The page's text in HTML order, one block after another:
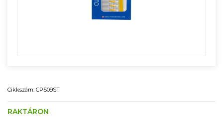
Cikkszám: CPS09ST
RAKTÁRON